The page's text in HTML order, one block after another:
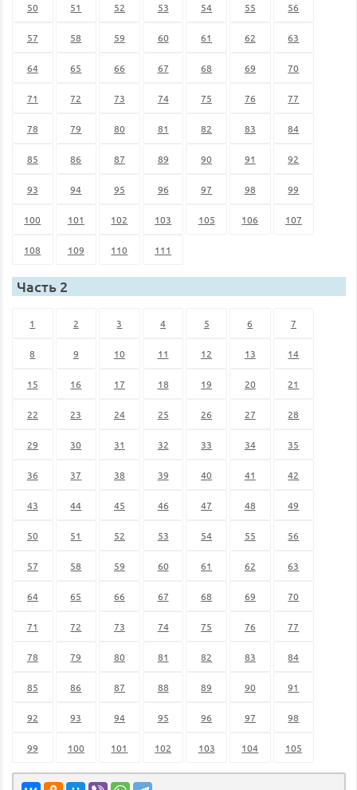
50 51 52 53 54 55 56
57 58 59 60 61 62 63
64 65 66 67 68 69 70
71 72 73 74 75 76 77
78 79 80 81 82 83 84
85 86 87 89 90 91 92
93 94 95 96 97 98 99
100 101 102 103 105 106 107
108 109 110 111
Часть 2
1 2 3 4 5 6 7
8 9 10 11 12 13 14
15 16 17 18 19 20 21
22 23 24 25 26 27 28
29 30 31 32 33 34 35
36 37 38 39 40 41 42
43 44 45 46 47 48 49
50 51 52 53 54 55 56
57 58 59 60 61 62 63
64 65 66 67 68 69 70
71 72 73 74 75 76 77
78 79 80 81 82 83 84
85 86 87 88 89 90 91
92 93 94 95 96 97 98
99 100 101 102 103 104 105